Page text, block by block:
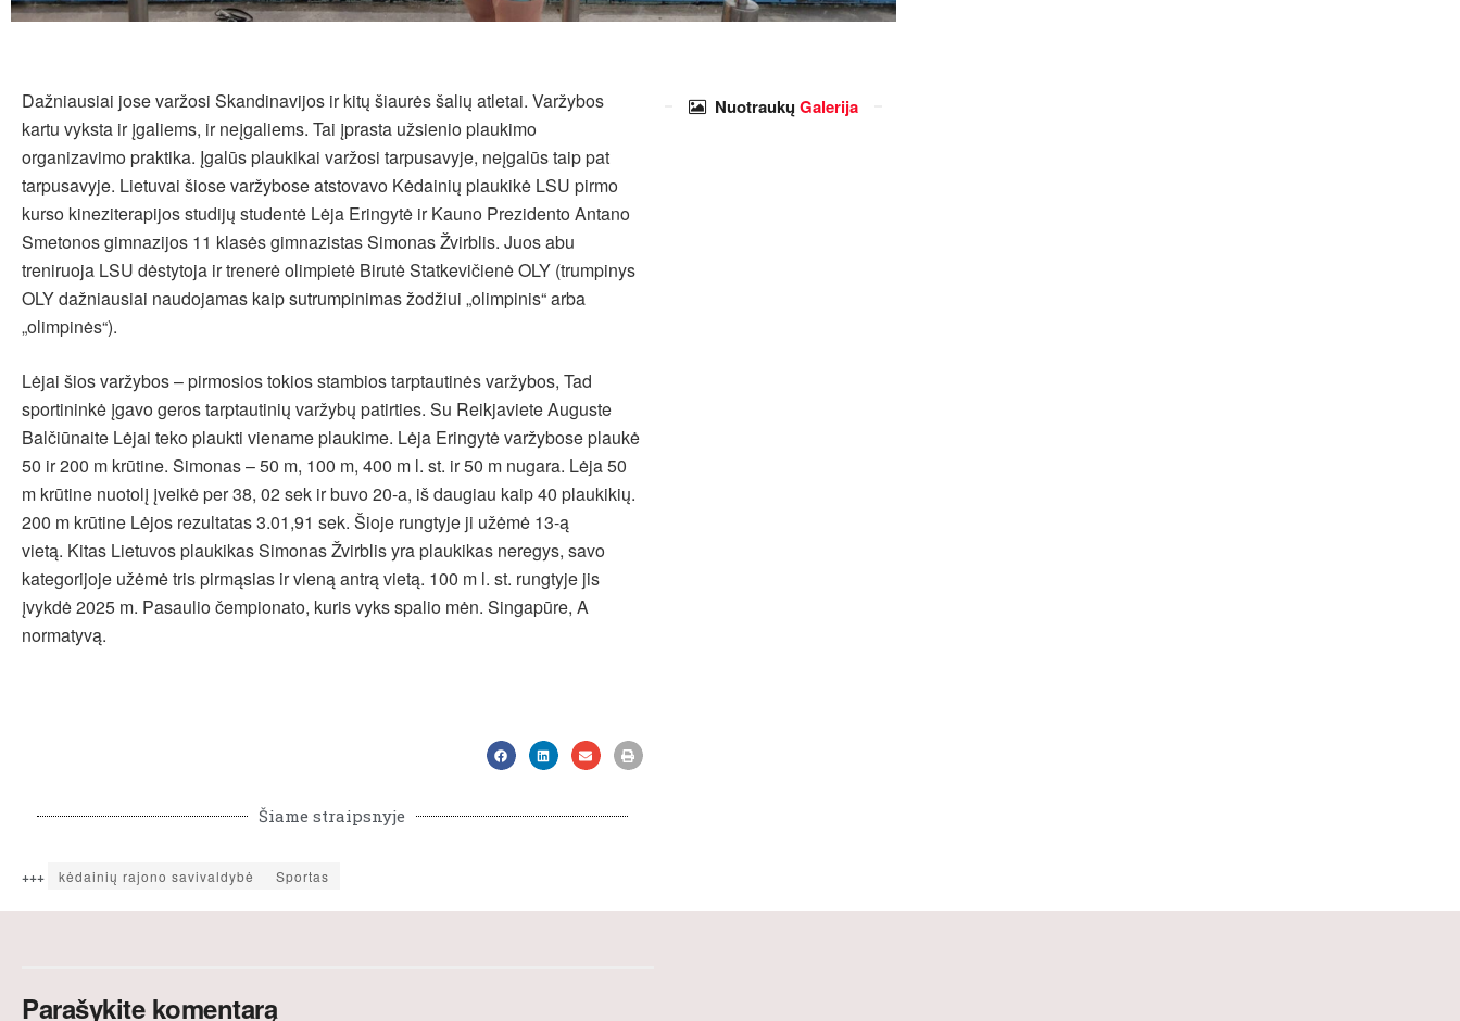
Dažniausiai jose varžosi Skandinavijos ir kitų šiaurės šalių atletai. Varžybos
kartu vyksta ir įgaliems, ir neįgaliems. Tai įprasta užsienio plaukimo
organizavimo praktika. Įgalūs plaukikai varžosi tarpusavyje, neįgalūs taip pat
tarpusavyje. Lietuvai šiose varžybose atstovavo Kėdainių plaukikė LSU pirmo
kurso kineziterapijos studijų studentė Lėja Eringytė ir Kauno Prezidento Antano
Smetonos gimnazijos 11 klasės gimnazistas Simonas Žvirblis. Juos abu
treniruoja LSU dėstytoja ir trenerė olimpietė Birutė Statkevičienė OLY (trumpinys
OLY dažniausiai naudojamas kaip sutrumpinimas žodžiui „olimpinis“ arba
„olimpinės“).
Lėjai šios varžybos – pirmosios tokios stambios tarptautinės varžybos, Tad
sportininkė įgavo geros tarptautinių varžybų patirties. Su Reikjaviete Auguste
Balčiūnaite Lėjai teko plaukti viename plaukime. Lėja Eringytė varžybose plaukė
50 ir 200 m krūtine. Simonas – 50 m, 100 m, 400 m l. st. ir 50 m nugara. Lėja 50
m krūtine nuotolį įveikė per 38, 02 sek ir buvo 20-a, iš daugiau kaip 40 plaukikių.
200 m krūtine Lėjos rezultatas 3.01,91 sek. Šioje rungtyje ji užėmė 13-ą
vietą. Kitas Lietuvos plaukikas Simonas Žvirblis yra plaukikas neregys, savo
kategorijoje užėmė tris pirmąsias ir vieną antrą vietą. 100 m l. st. rungtyje jis
įvykdė 2025 m. Pasaulio čempionato, kuris vyks spalio mėn. Singapūre, A
normatyvą.
Šiame straipsnyje
+++ kėdainių rajono savivaldybė Sportas
NuotraukųGalerija
Parašykite komentarą